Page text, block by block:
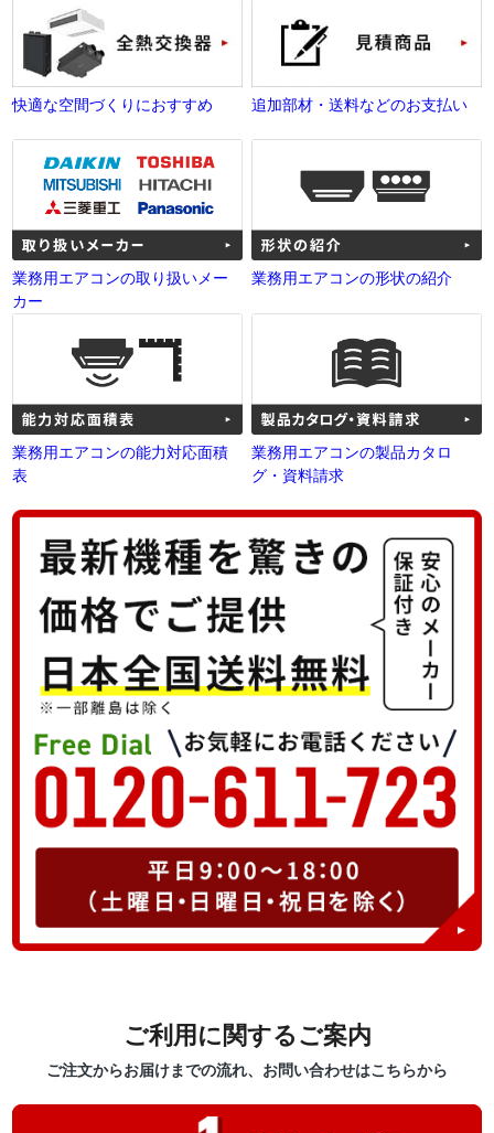
快適な空間づくりにおすすめ 追加部材・送料などのお支払い
業務用エアコンの取り扱いメー
カー
業務用エアコンの形状の紹介
業務用エアコンの能力対応面積
表
業務用エアコンの製品カタロ
グ・資料請求
ご利用に関するご案内
ご注文からお届けまでの流れ、お問い合わせはこちらから